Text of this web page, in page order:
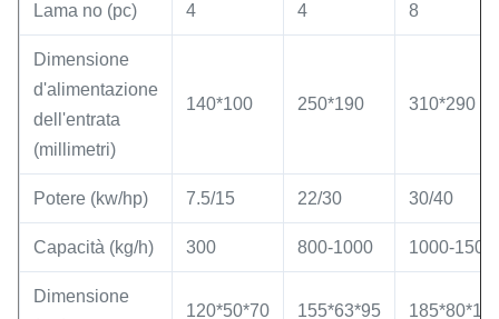
Lama no (pc) 4 4 8
Dimensione
d'alimentazione
dell'entrata
(millimetri)
140*100 250*190 310*290
Potere (kw/hp) 7.5/15 22/30 30/40
Capacità (kg/h) 300 800-1000 1000-1500
Dimensione
120*50*70 155*63*95